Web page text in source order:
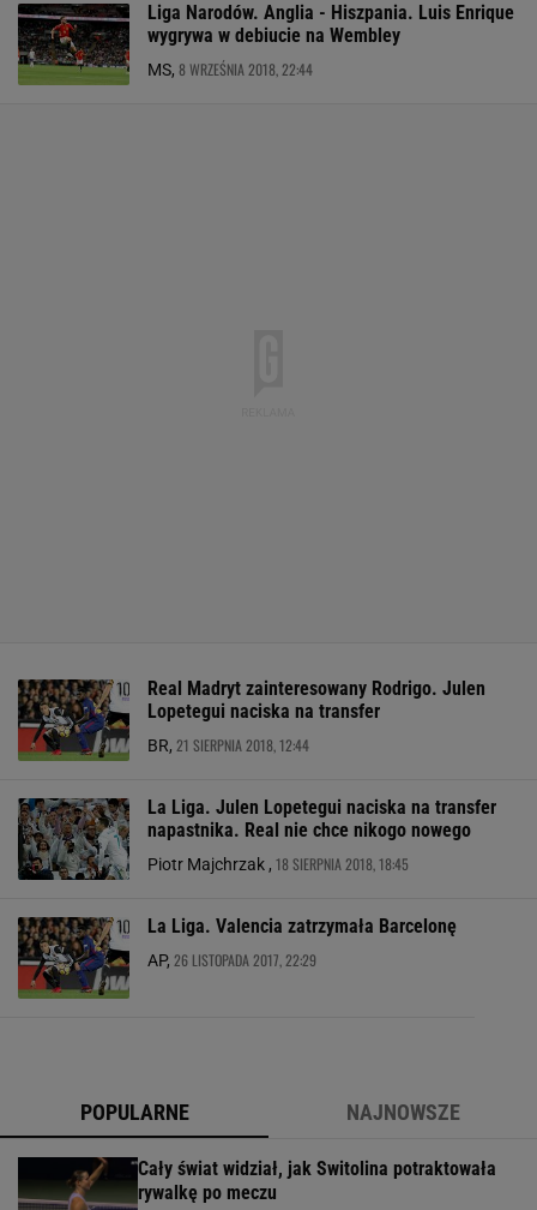
Liga Narodów. Anglia - Hiszpania. Luis Enrique
wygrywa w debiucie na Wembley
MS, 8 WRZEŚNIA 2018, 22:44
Real Madryt zainteresowany Rodrigo. Julen
Lopetegui naciska na transfer
BR, 21 SIERPNIA 2018, 12:44
La Liga. Julen Lopetegui naciska na transfer
napastnika. Real nie chce nikogo nowego
Piotr Majchrzak , 18 SIERPNIA 2018, 18:45
La Liga. Valencia zatrzymała Barcelonę
AP, 26 LISTOPADA 2017, 22:29
POPULARNE NAJNOWSZE
Cały świat widział, jak Switolina potraktowała
rywalkę po meczu